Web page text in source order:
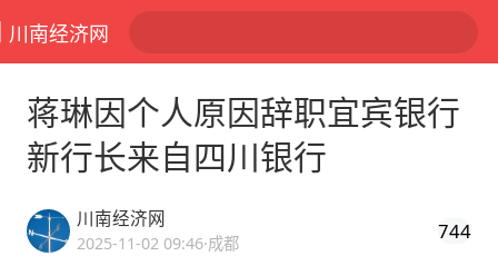
川南经济网
蒋琳因个人原因辞职宜宾银行
新行长来自四川银行
川南经济网
2025-11-02 09:46·成都 744